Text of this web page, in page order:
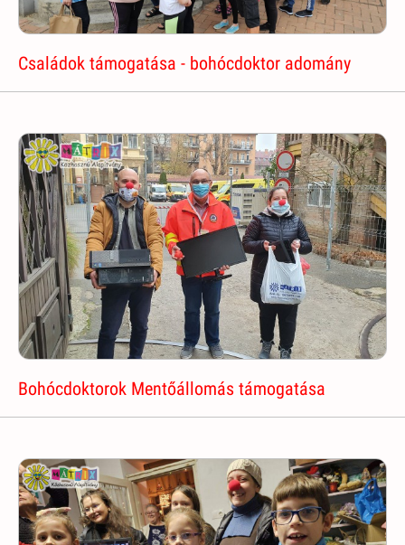
Családok támogatása - bohócdoktor adomány
Bohócdoktorok Mentőállomás támogatása